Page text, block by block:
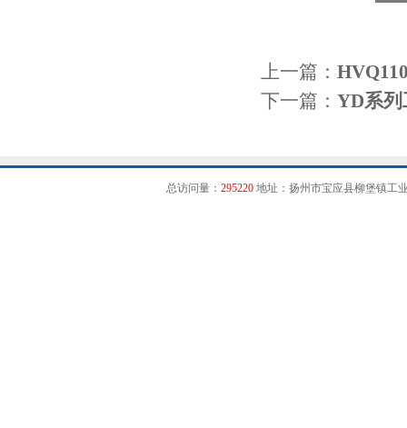
上一篇：
下一篇： YD系列
总访问量： 295220地址：扬州市宝应县柳堡镇工